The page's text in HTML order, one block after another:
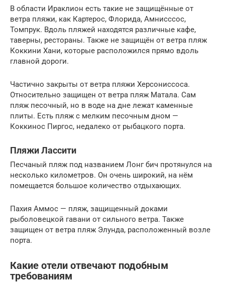
В области Ираклион есть такие не защищённые от
ветра пляжи, как Картерос, Флорида, Амнисссос,
Томпрук. Вдоль пляжей находятся различные кафе,
таверны, рестораны. Также не защищён от ветра пляж
Коккини Хани, которые расположился прямо вдоль
главной дороги.
Частично закрыты от ветра пляжи Херсониссоса.
Относительно защищен от ветра пляж Матала. Сам
пляж песочный, но в воде на дне лежат каменные
плиты. Есть пляж с мелким песочным дном —
Коккинос Пиргос, недалеко от рыбацкого порта.
Пляжи Лассити
Песчаный пляж под названием Лонг бич протянулся на
несколько километров. Он очень широкий, на нём
помещается большое количество отдыхающих.
Пахия Аммос — пляж, защищенный доками
рыболовецкой гавани от сильного ветра. Также
защищен от ветра пляж Элунда, расположенный возле
порта.
Какие отели отвечают подобным
требованиям